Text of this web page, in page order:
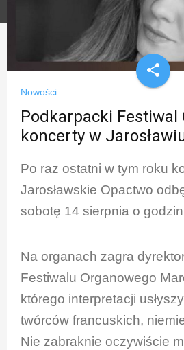
share
Nowości
Podkarpacki Festiwal
koncerty w
Po raz ostatni w tym roku
Jarosławskie Opactwo
sobotę 14 sierpnia o
Na organach zagra
Festiwalu Organowego
którego interpretacji
twórców francuskich,
Nie zabraknie oczywiście